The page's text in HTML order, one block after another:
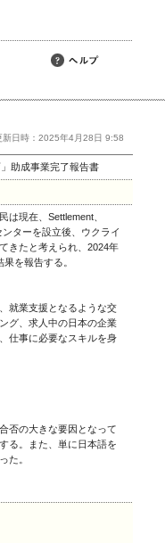
新日時：2025年4月28日 9:58
助成事業完了報告書
は現在、Settlement、
ターを設立後、ウクライ
きたと考えられ、2024年
を報告する。
就業支援となるような交
グ、求人中の日本の企業
仕事に必要なスキルを身
否の大きな要因となって
る。また、単に日本語を
た。